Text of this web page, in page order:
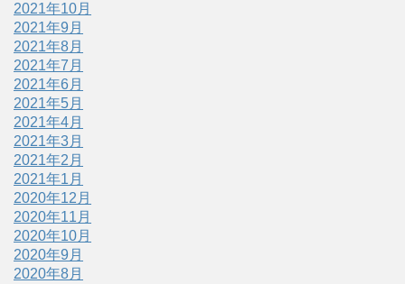
2021年10月
2021年9月
2021年8月
2021年7月
2021年6月
2021年5月
2021年4月
2021年3月
2021年2月
2021年1月
2020年12月
2020年11月
2020年10月
2020年9月
2020年8月